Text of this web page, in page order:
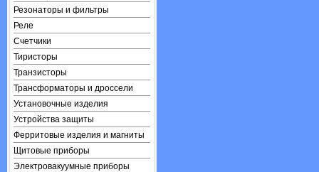
Резонаторы и фильтры
Реле
Счетчики
Тиристоры
Транзисторы
Трансформаторы и дроссели
Установочные изделия
Устройства защиты
Ферритовые изделия и магниты
Щитовые приборы
Электровакуумные приборы